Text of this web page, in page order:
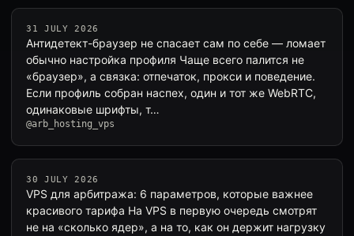
31 JULY 2026
Антидетект-браузер не спасает сам по себе — ломает
обычно настройка профиля Чаще всего палится не
«браузер», а связка: отпечаток, прокси и поведение.
Если профиль собран наспех, один и тот же WebRTC,
одинаковые шрифты, т…
@arb_hosting_vps
30 JULY 2026
VPS для арбитража: 6 параметров, которые важнее
красивого тарифа На VPS в первую очередь смотрят
не на «сколько ядер», а на то, как он держит нагрузку